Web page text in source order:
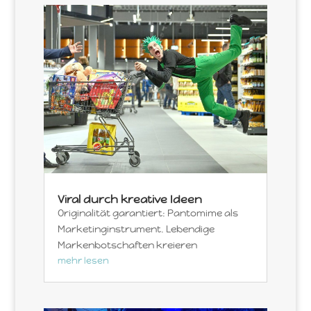
Viral durch kreative Ideen
Originalität garantiert: Pantomime als
Marketinginstrument. Lebendige
Markenbotschaften kreieren
mehr lesen